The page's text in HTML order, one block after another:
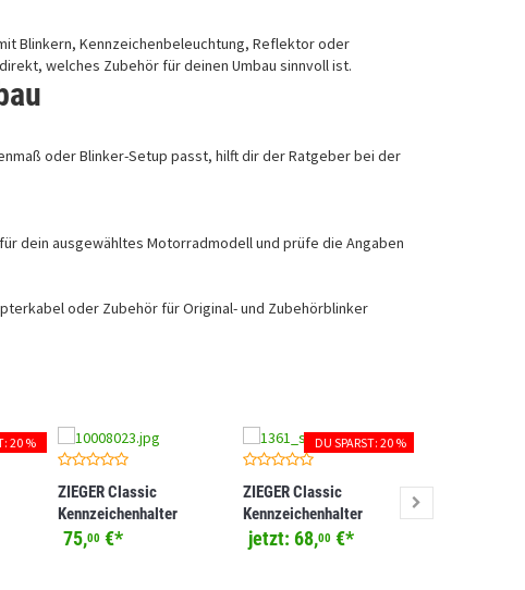
Blinkern, Kennzeichenbeleuchtung, Reflektor oder
welches Zubehör für deinen Umbau sinnvoll ist.
oder Blinker-Setup passt, hilft dir der Ratgeber bei der
dein ausgewähltes Motorradmodell und prüfe die Angaben
oder Zubehör für Original- und Zubehörblinker
20 %
ZIEGER Classic
Kennzeichenhalter
kompatibel mit Honda CB
75,00 €*
ZIEGER Classic
Kennzeichenhalter
kompatibel mit Honda CB
jetzt: 68,00 €*
DU SPARST: 20 %
ZIEGER